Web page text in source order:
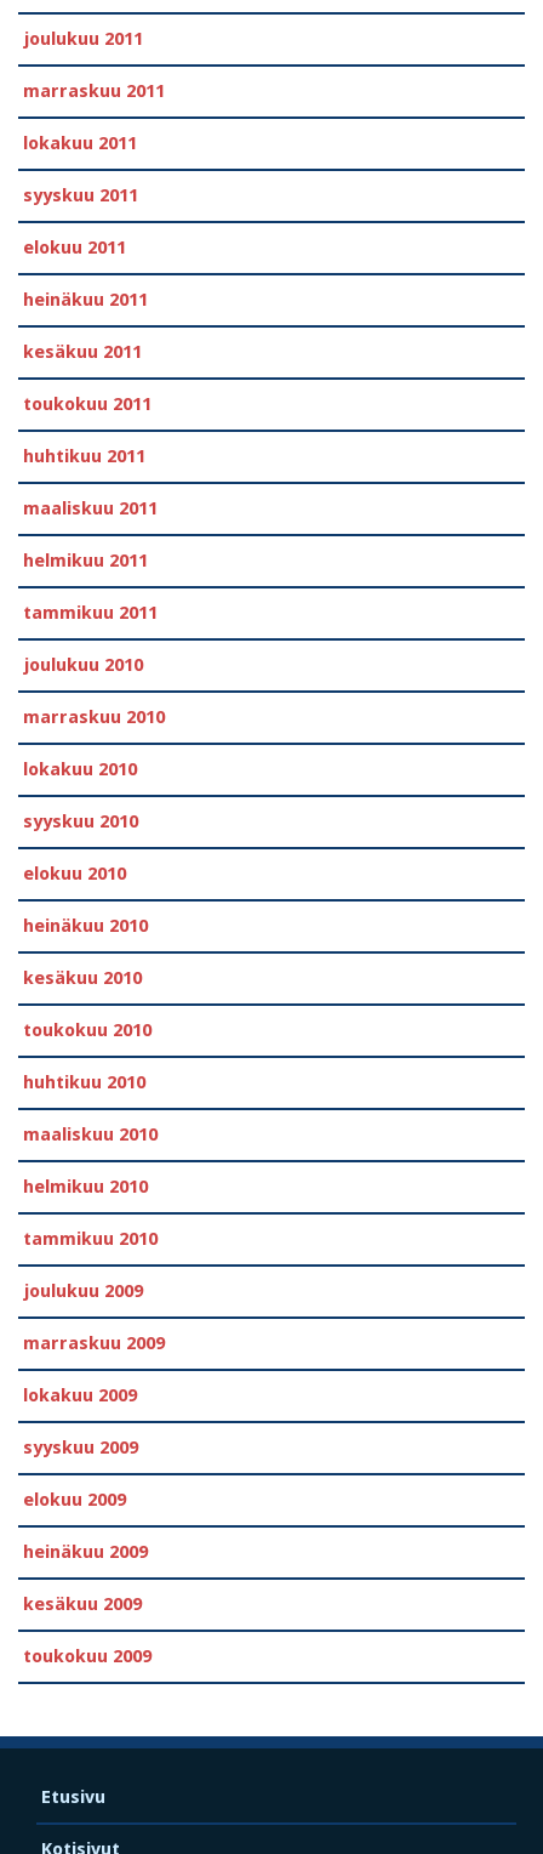
joulukuu 2011
marraskuu 2011
lokakuu 2011
syyskuu 2011
elokuu 2011
heinäkuu 2011
kesäkuu 2011
toukokuu 2011
huhtikuu 2011
maaliskuu 2011
helmikuu 2011
tammikuu 2011
joulukuu 2010
marraskuu 2010
lokakuu 2010
syyskuu 2010
elokuu 2010
heinäkuu 2010
kesäkuu 2010
toukokuu 2010
huhtikuu 2010
maaliskuu 2010
helmikuu 2010
tammikuu 2010
joulukuu 2009
marraskuu 2009
lokakuu 2009
syyskuu 2009
elokuu 2009
heinäkuu 2009
kesäkuu 2009
toukokuu 2009
Etusivu
Kotisivut